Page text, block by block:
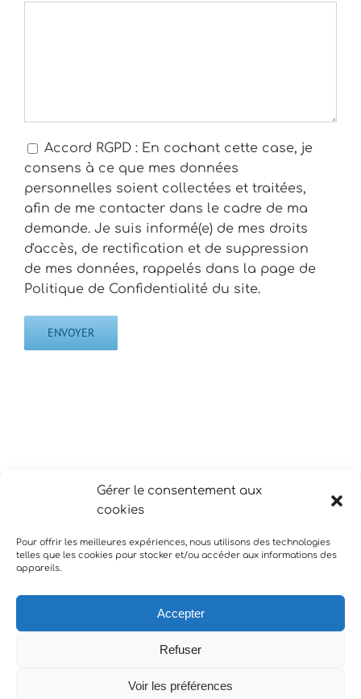
Gérer le consentement aux
cookies
Pour offrir les meilleures expériences, nous utilisons des technologies
telles que les cookies pour stocker et/ou accéder aux informations des
appareils.
Accepter
Refuser
Voir les préférences
Accord RGPD : En cochant cette case, je
consens à ce que mes données
personnelles soient collectées et traitées,
afin de me contacter dans le cadre de ma
demande. Je suis informé(e) de mes droits
d'accès, de rectification et de suppression
de mes données, rappelés dans la page de
Politique de Confidentialité du site.
mentions légales| +33 (0)6 16 73 78 93